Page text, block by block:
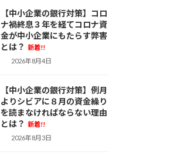
【中小企業の銀行対策】コロ
ナ禍終息３年を経てコロナ資
金が中小企業にもたらす弊害
とは？ 新着!!
2026年8月4日
【中小企業の銀行対策】例月
よりシビアに８月の資金繰り
を読まなければならない理由
とは？ 新着!!
2026年8月3日